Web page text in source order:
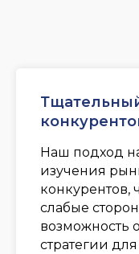
Наш подход
изучения
конкурентов,
слабые
возможность
стратегии